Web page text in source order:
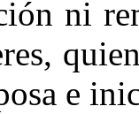
ni
e